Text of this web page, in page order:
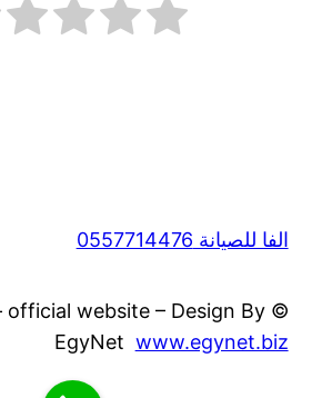
الفا للصيانة 0557714476
official website – Design By
EgyNet www.egynet.biz